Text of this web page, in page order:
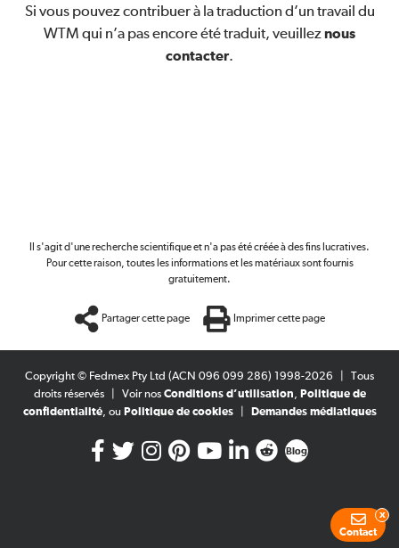
Si vous pouvez contribuer à la traduction d’un travail du
WTM qui n’a pas encore été traduit, veuilleznous
contacter.
Il s'agit d'une recherche scientifique et n'a pas été créée à des fins lucratives.
Pour cette raison, toutes les informations et les matériaux sont fournis
gratuitement.
Partager cette page Imprimer cette page
Copyright © Fedmex Pty Ltd (ACN 096 099 286) 1998-2026
Tous
droits réservés
Voir nos Conditions d’utilisation, Politique de
confidentialité, ou Politique de cookies Demandes médiatiques
Blog
Contact
x